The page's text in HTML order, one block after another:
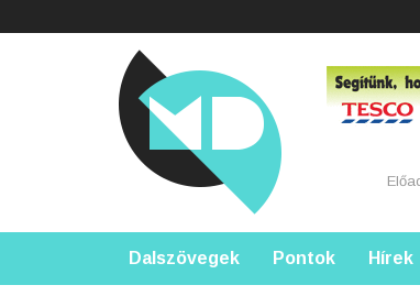
Dalszövegek Pontok Hírek